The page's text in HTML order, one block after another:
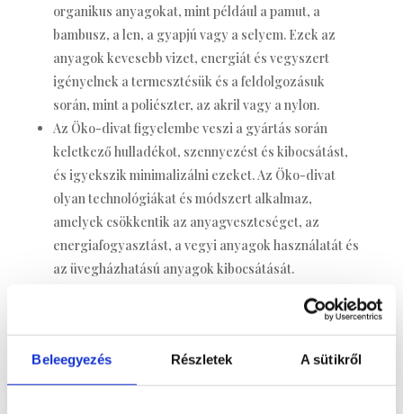
Beleegyezés Részletek A sütikről
organikus anyagokat, mint például a pamut, a
bambusz, a len, a gyapjú vagy a selyem. Ezek az
anyagok kevesebb vizet, energiát és vegyszert
igényelnek a termesztésük és a feldolgozásuk
során, mint a poliészter, az akril vagy a nylon.
Az Öko-divat figyelembe veszi a gyártás során
keletkező hulladékot, szennyezést és kibocsátást,
és igyekszik minimalizálni ezeket. Az Öko-divat
olyan technológiákat és módszert alkalmaz,
amelyek csökkentik az anyagveszteséget, az
energiafogyasztást, a vegyi anyagok használatát és
az üvegházhatású anyagok kibocsátását.
forgalmazást, hogy csökkentse a szállításból adódó
környezeti terhelést.
Az Öko-divat arra buzdítja a fogyasztókat, hogy
tudatosan válasszanak és viseljenek ruhákat. Az